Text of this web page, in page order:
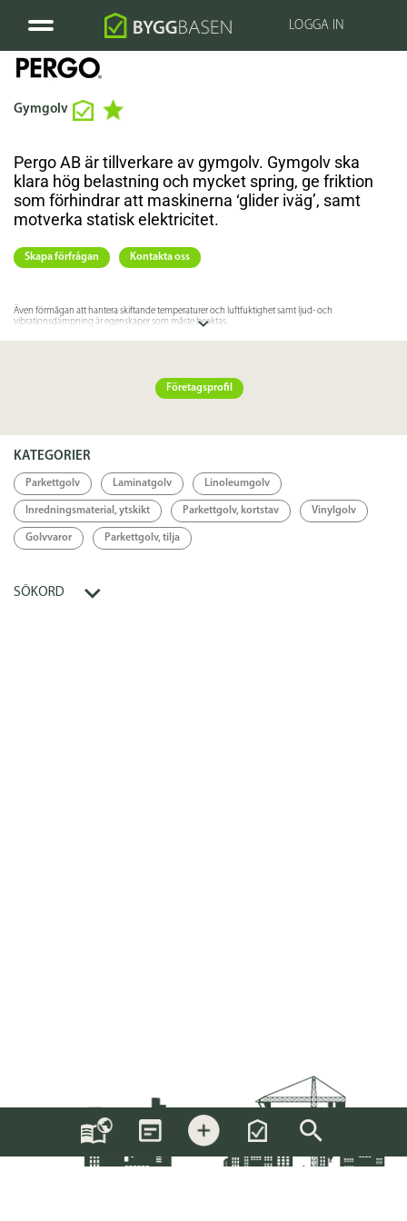
LOGGA IN
Gymgolv
Pergo AB är tillverkare av gymgolv. Gymgolv ska
klara hög belastning och mycket spring, ge friktion
som förhindrar att maskinerna ‘glider iväg’, samt
motverka statisk elektricitet.
Skapa förfrågan Kontakta oss
Även förmågan att hantera skiftande temperaturer och luftfuktighet samt ljud- och
vibrationsdämpning är egenskaper som måste beaktas.
Lättstädade och underhållsfria gymgolv är avgörande i hygienutrymmen, för att undvika lukt och
Länkar
Länk
Företagsprofil
KATEGORIER
Parkettgolv Laminatgolv Linoleumgolv
Inredningsmaterial, ytskikt Parkettgolv, kortstav Vinylgolv
Golvvaror Parkettgolv, tilja
SÖKORD